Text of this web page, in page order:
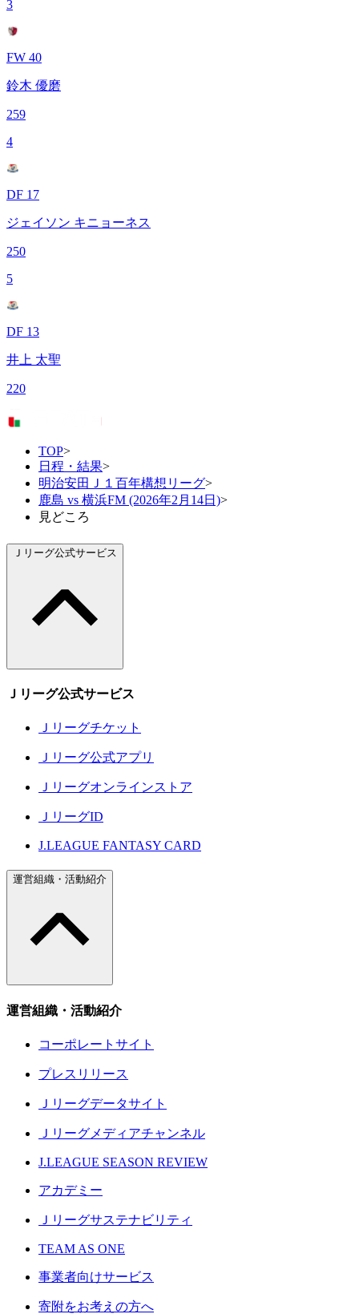
3
FW 40
鈴木 優磨
259
4
DF 17
ジェイソン キニョーネス
250
5
DF 13
井上 太聖
220
TOP>
日程・結果>
明治安田Ｊ１百年構想リーグ>
鹿島 vs 横浜FM (2026年2月14日)>
見どころ
Ｊリーグ公式サービス
Ｊリーグ公式サービス
Ｊリーグチケット
Ｊリーグ公式アプリ
Ｊリーグオンラインストア
ＪリーグID
J.LEAGUE FANTASY CARD
運営組織・活動紹介
運営組織・活動紹介
コーポレートサイト
プレスリリース
Ｊリーグデータサイト
Ｊリーグメディアチャンネル
J.LEAGUE SEASON REVIEW
アカデミー
Ｊリーグサステナビリティ
TEAM AS ONE
事業者向けサービス
寄附をお考えの方へ